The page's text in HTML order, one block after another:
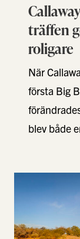
träffen
roligare
När
första Big
blev både